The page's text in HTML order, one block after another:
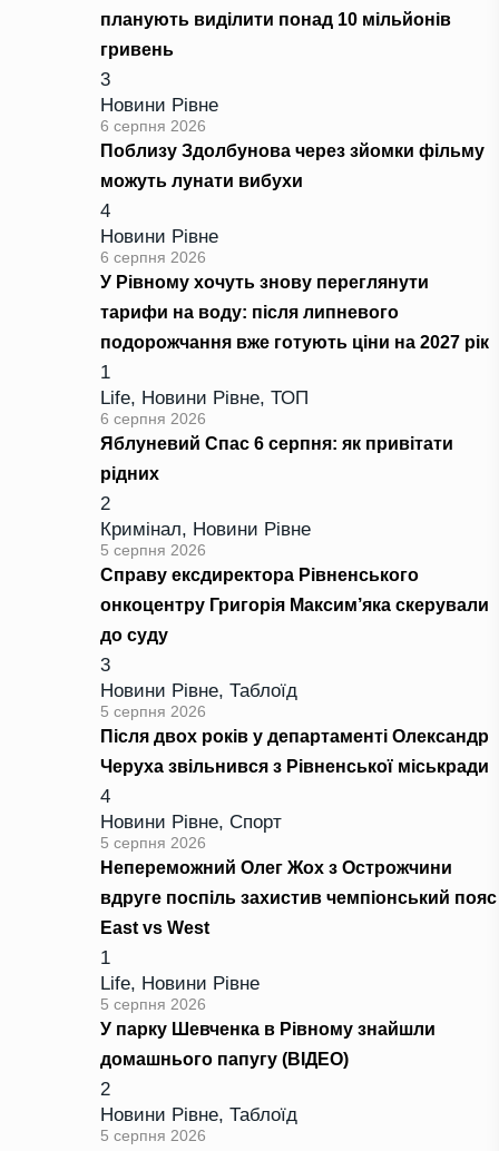
планують виділити понад 10 мільйонів
гривень
3
Новини Рівне
6 серпня 2026
Поблизу Здолбунова через зйомки фільму
можуть лунати вибухи
4
Новини Рівне
6 серпня 2026
У Рівному хочуть знову переглянути
тарифи на воду: після липневого
подорожчання вже готують ціни на 2027 рік
1
Life, Новини Рівне, ТОП
6 серпня 2026
Яблуневий Спас 6 серпня: як привітати
рідних
2
Кримінал, Новини Рівне
5 серпня 2026
Справу ексдиректора Рівненського
онкоцентру Григорія Максим’яка скерували
до суду
3
Новини Рівне, Таблоїд
5 серпня 2026
Після двох років у департаменті Олександр
Черуха звільнився з Рівненської міськради
4
Новини Рівне, Спорт
5 серпня 2026
Непереможний Олег Жох з Острожчини
вдруге поспіль захистив чемпіонський пояс
East vs West
1
Life, Новини Рівне
5 серпня 2026
У парку Шевченка в Рівному знайшли
домашнього папугу (ВІДЕО)
2
Новини Рівне, Таблоїд
5 серпня 2026